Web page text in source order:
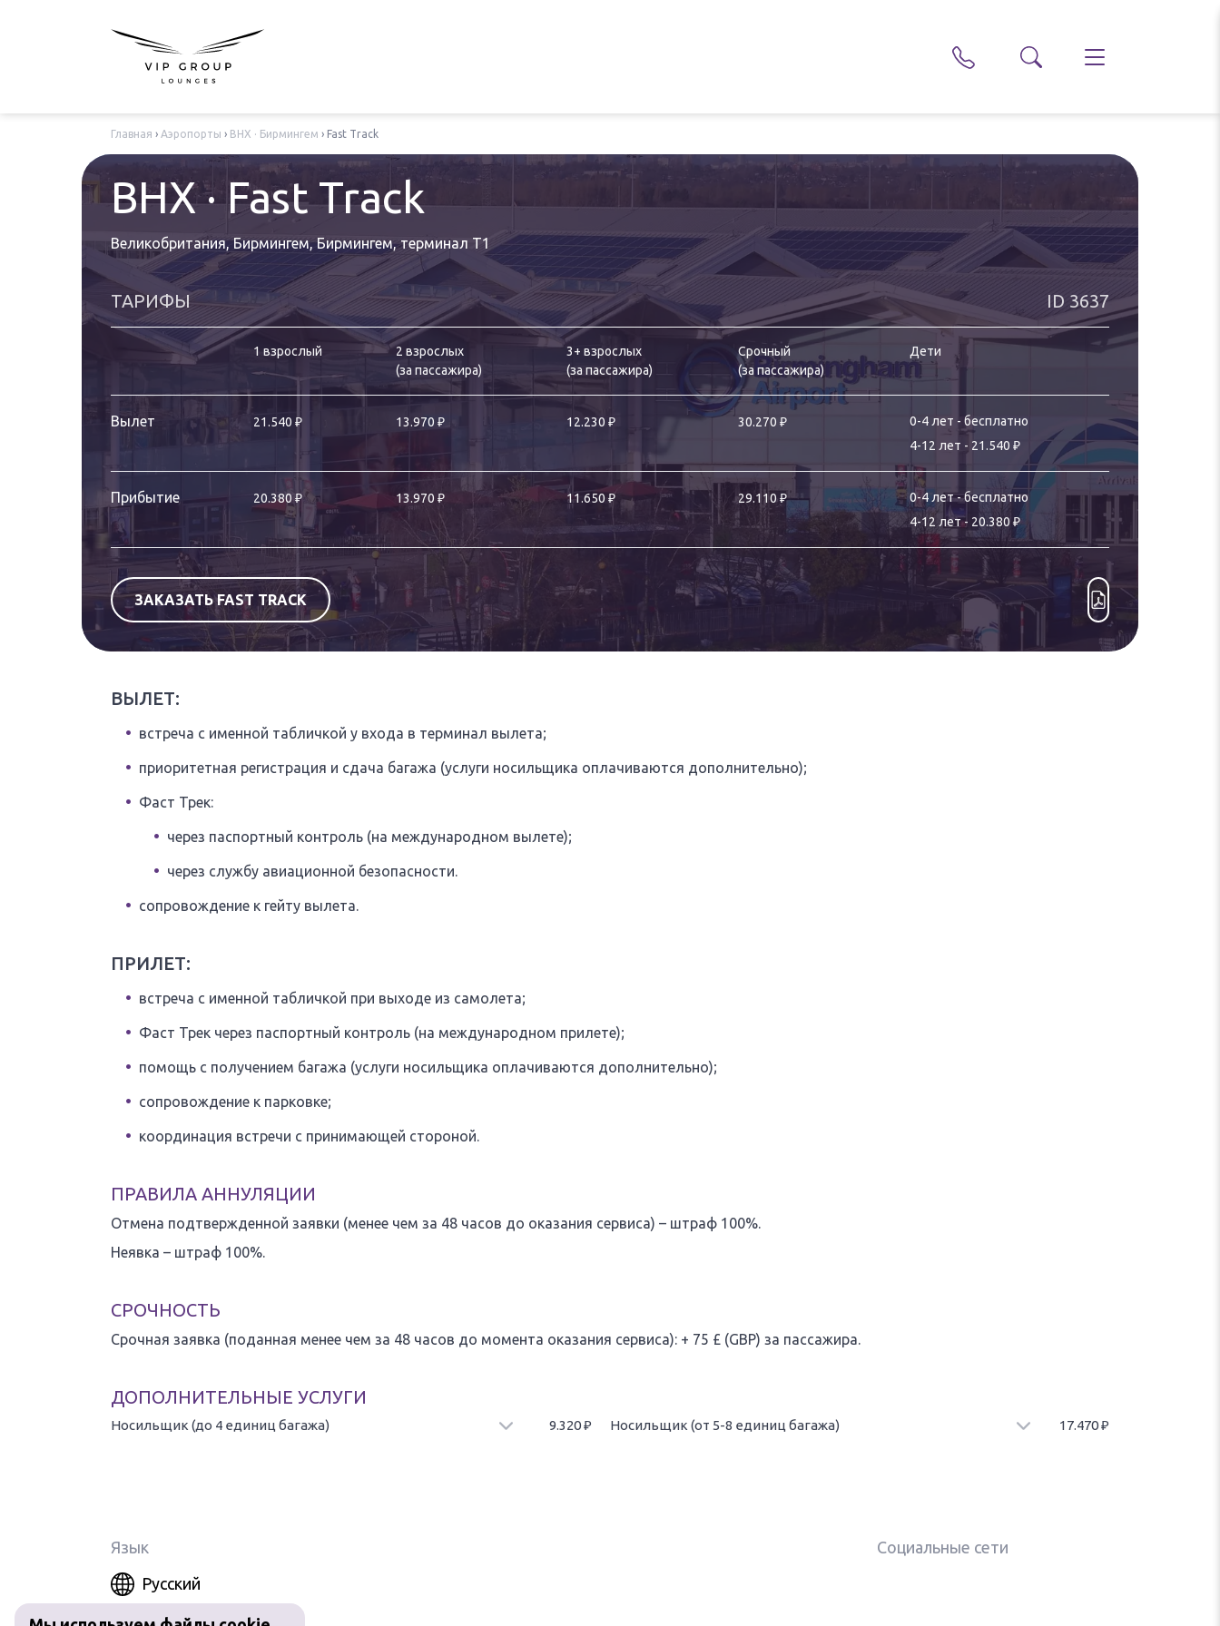
Главная › Аэропорты › BHX · Бирмингем › Fast Track
BHX · Fast Track
Великобритания, Бирмингем, Бирмингем,терминал T1
ТАРИФЫ ID 3637
1 взрослый
2 взрослых
(за пассажира)
3+ взрослых
(за пассажира)
Срочный
(за пассажира)
Дети
Вылет 21.540 ₽ 13.970 ₽ 12.230 ₽ 30.270 ₽ 0-4 лет - бесплатно
4-12 лет - 21.540 ₽
Прибытие 20.380 ₽ 13.970 ₽ 11.650 ₽ 29.110 ₽ 0-4 лет-бесплатно
4-12 лет- 20.380 ₽
ЗАКАЗАТЬ FAST TRACK
ВЫЛЕТ:
встреча с именной табличкой у входа в терминал вылета;
приоритетная регистрация и сдача багажа (услуги носильщика оплачиваются дополнительно);
Фаст Трек:
через паспортный контроль (на международном вылете);
через службу авиационной безопасности.
сопровождение к гейту вылета.
ПРИЛЕТ:
встреча с именной табличкой при выходе из самолета;
Фаст Трек через паспортный контроль (на международном прилете);
помощь с получением багажа (услуги носильщика оплачиваются дополнительно);
сопровождение к парковке;
координация встречи с принимающей стороной.
ПРАВИЛА АННУЛЯЦИИ
Отмена подтвержденной заявки (менее чем за 48 часов до оказания сервиса) – штраф 100%.
Неявка – штраф 100%.
СРОЧНОСТЬ
Срочная заявка (поданная менее чем за 48 часов до момента оказания сервиса): + 75 £ (GBP) за пассажира.
ДОПОЛНИТЕЛЬНЫЕ УСЛУГИ
Носильщик (до 4 единиц багажа) 9.320₽ Носильщик (от 5-8 единиц багажа) 17.470₽
Язык
Русский
Социальные сети